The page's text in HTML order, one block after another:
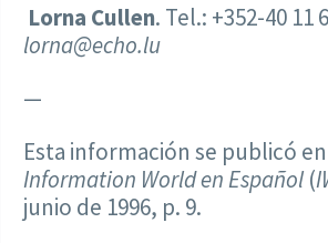
Lorna Cullen. Tel.: +352-40 11
lorna@echo.lu
—
Esta información se publicó
Information World en Español (
junio de 1996, p. 9.